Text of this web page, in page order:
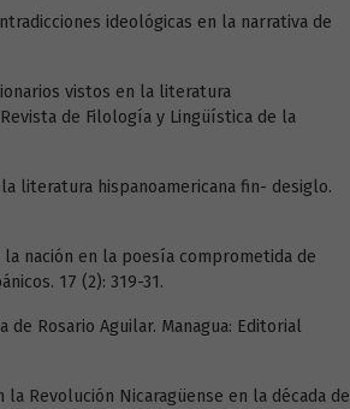
ideológicas en la narrativa de
vistos en la literatura
de Filología y Lingüística de la
la literatura hispanoamericana fin- desiglo.
la nación en la poesía comprometida de
17 (2): 319-31.
de Rosario Aguilar. Managua: Editorial
Revolución Nicaragüense en la década de